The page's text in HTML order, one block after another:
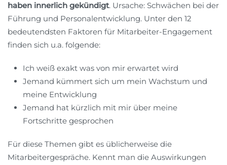
haben innerlich gekündigt. Ursache: Schwächen bei der
Führung und Personalentwicklung. Unter den 12
bedeutendsten Faktoren für Mitarbeiter-Engagement
finden sich u.a. folgende:
Ich weiß exakt was von mir erwartet wird
Jemand kümmert sich um mein Wachstum und
meine Entwicklung
Jemand hat kürzlich mit mir über meine
Fortschritte gesprochen
Für diese Themen gibt es üblicherweise die
Mitarbeitergespräche. Kennt man die Auswirkungen